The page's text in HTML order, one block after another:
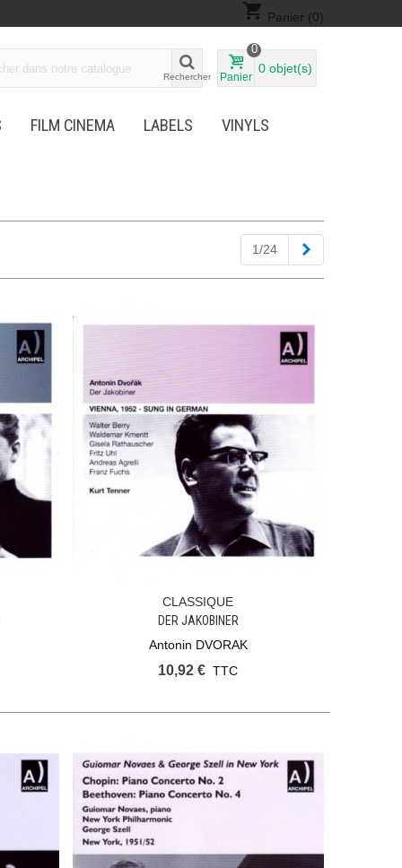
shopping_cart Panier (0)
Rechercher Panier
0
0 objet(s)
FILM CINEMA LABELS
VINYLS
1/24
Ajouter Au Panier
CLASSIQUE
DER JAKOBINER
Antonin DVORAK
10,92 € TTC